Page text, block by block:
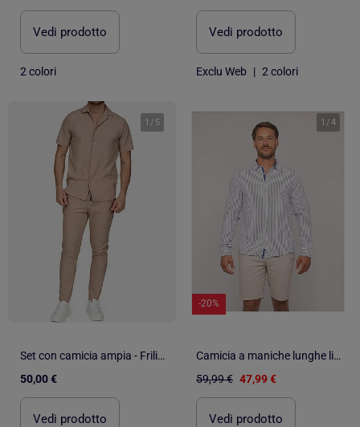
Vedi prodotto
2 colori
Vedi prodotto
Exclu Web | 2 colori
1 / 5
Set con camicia ampia - Frilivin
50,00 €
Vedi prodotto
1 /4
-20%
Camicia a maniche lunghe lino a righe DUPLAYA
59,99 € 47,99 €
Vedi prodotto